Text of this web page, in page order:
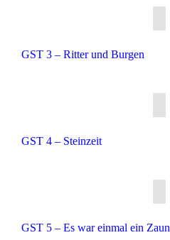
GST 3 – Ritter und Burgen
GST 4 – Steinzeit
GST 5 – Es war einmal ein Zaun